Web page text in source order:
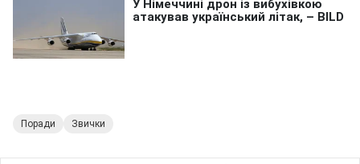
Поради Звички